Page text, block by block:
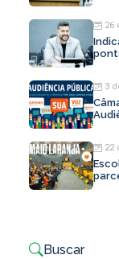
26
3
22
Buscar